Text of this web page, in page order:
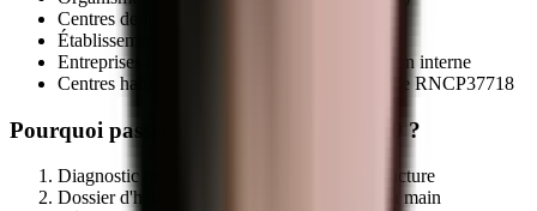
Centres de formation d'apprentis (CFA)
Établissements publics de formation
Entreprises qualifiées via leur service formation interne
Centres habilités par le certificateur sur la fiche RNCP37718
Pourquoi passer par MEG Business 360 ?
Diagnostic préalable d'éligibilité de votre structure
Dossier d'habilitation centre évaluateur clé en main